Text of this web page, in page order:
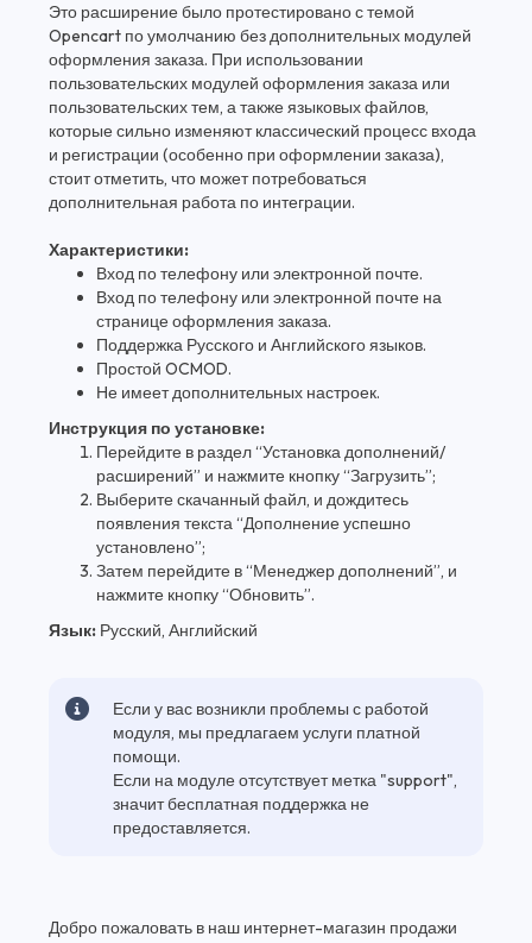
Это расширение было протестировано с темой
Opencart по умолчанию без дополнительных модулей
оформления заказа. При использовании
пользовательских модулей оформления заказа или
пользовательских тем, а также языковых файлов,
которые сильно изменяют классический процесс входа
и регистрации (особенно при оформлении заказа),
стоит отметить, что может потребоваться
дополнительная работа по интеграции.
Характеристики:
Вход по телефону или электронной почте.
Вход по телефону или электронной почте на
странице оформления заказа.
Поддержка Русского и Английского языков.
Простой OCMOD.
Не имеет дополнительных настроек.
Инструкция по установке:
Перейдите в раздел “Установка дополнений/
расширений” и нажмите кнопку “Загрузить”;
Выберите скачанный файл, и дождитесь
появления текста “Дополнение успешно
установлено”;
Затем перейдите в “Менеджер дополнений”, и
нажмите кнопку “Обновить”.
Язык: Русский, Английский
Если у вас возникли проблемы с работой
модуля, мы предлагаем услуги платной
помощи.
Если на модуле отсутствует метка "support",
значит бесплатная поддержка не
предоставляется.
Добро пожаловать в наш интернет-магазин продажи